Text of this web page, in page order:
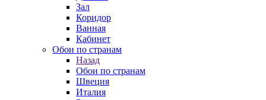
Зал
Коридор
Ванная
Кабинет
Обои по странам
Назад
Обои по странам
Швеция
Италия